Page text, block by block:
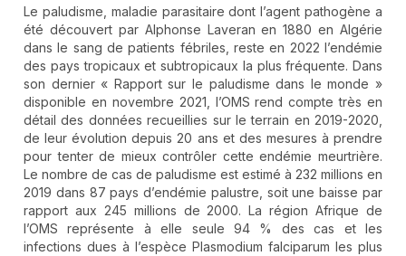
Le paludisme, maladie parasitaire dont l’agent pathogène a
été découvert par Alphonse Laveran en 1880 en Algérie
dans le sang de patients fébriles, reste en 2022 l’endémie
des pays tropicaux et subtropicaux la plus fréquente. Dans
son dernier « Rapport sur le paludisme dans le monde »
disponible en novembre 2021, l’OMS rend compte très en
détail des données recueillies sur le terrain en 2019-2020,
de leur évolution depuis 20 ans et des mesures à prendre
pour tenter de mieux contrôler cette endémie meurtrière.
Le nombre de cas de paludisme est estimé à 232 millions en
2019 dans 87 pays d’endémie palustre, soit une baisse par
rapport aux 245 millions de 2000. La région Afrique de
l’OMS représente à elle seule 94 % des cas et les
infections dues à l’espèce Plasmodium falciparum les plus